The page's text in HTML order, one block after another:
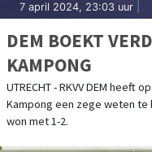
7 april 2024, 23:03 uur
DEM BOEKT
KAMPONG
UTRECHT - RKVV DEM
Kampong een zege weten te
won met 1-2.